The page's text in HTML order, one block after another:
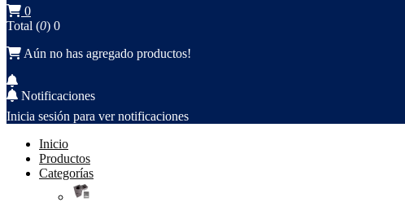
0
Total (0) 0
Aún no has agregado productos!
Notificaciones
Inicia sesión para ver notificaciones
Inicio
Productos
Categorías